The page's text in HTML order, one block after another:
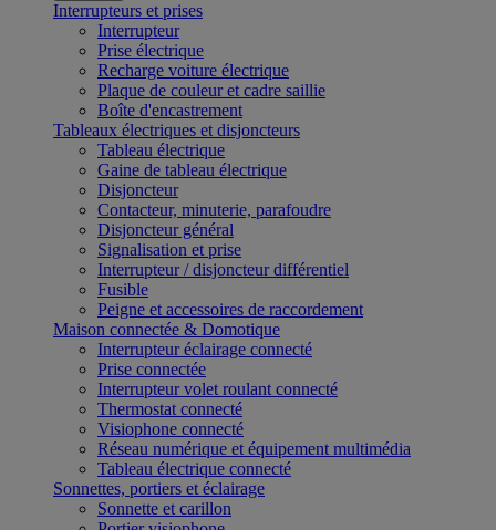
Interrupteurs et prises
Interrupteur
Prise électrique
Recharge voiture électrique
Plaque de couleur et cadre saillie
Boîte d'encastrement
Tableaux électriques et disjoncteurs
Tableau électrique
Gaine de tableau électrique
Disjoncteur
Contacteur, minuterie, parafoudre
Disjoncteur général
Signalisation et prise
Interrupteur / disjoncteur différentiel
Fusible
Peigne et accessoires de raccordement
Maison connectée & Domotique
Interrupteur éclairage connecté
Prise connectée
Interrupteur volet roulant connecté
Thermostat connecté
Visiophone connecté
Réseau numérique et équipement multimédia
Tableau électrique connecté
Sonnettes, portiers et éclairage
Sonnette et carillon